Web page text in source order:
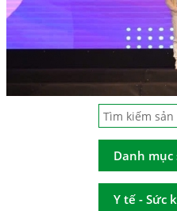
Danh mục
Y tế - Sức